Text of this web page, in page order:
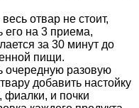
отвар не стоит,
его на 3 приема,
за 30 минут до
пищи.
очередную разовую
добавить настойку
фиалки, и почки